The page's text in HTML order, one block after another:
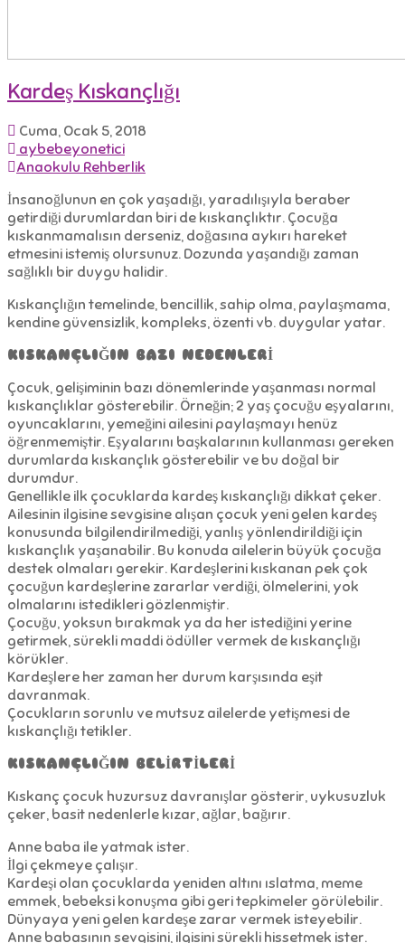
Kardeş Kıskançlığı
Cuma, Ocak 5, 2018
aybebeyonetici
Anaokulu Rehberlik
İnsanoğlunun en çok yaşadığı, yaradılışıyla beraber
getirdiği durumlardan biri de kıskançlıktır. Çocuğa
kıskanmamalısın derseniz, doğasına aykırı hareket
etmesini istemiş olursunuz. Dozunda yaşandığı zaman
sağlıklı bir duygu halidir.
Kıskançlığın temelinde, bencillik, sahip olma, paylaşmama,
kendine güvensizlik, kompleks, özenti vb. duygular yatar.
KISKANÇLIĞIN BAZI NEDENLERİ
Çocuk, gelişiminin bazı dönemlerinde yaşanması normal
kıskançlıklar gösterebilir. Örneğin; 2 yaş çocuğu eşyalarını,
oyuncaklarını, yemeğini ailesini paylaşmayı henüz
öğrenmemiştir. Eşyalarını başkalarının kullanması gereken
durumlarda kıskançlık gösterebilir ve bu doğal bir
durumdur.
Genellikle ilk çocuklarda kardeş kıskançlığı dikkat çeker.
Ailesinin ilgisine sevgisine alışan çocuk yeni gelen kardeş
konusunda bilgilendirilmediği, yanlış yönlendirildiği için
kıskançlık yaşanabilir. Bu konuda ailelerin büyük çocuğa
destek olmaları gerekir. Kardeşlerini kıskanan pek çok
çocuğun kardeşlerine zararlar verdiği, ölmelerini, yok
olmalarını istedikleri gözlenmiştir.
Çocuğu, yoksun bırakmak ya da her istediğini yerine
getirmek, sürekli maddi ödüller vermek de kıskançlığı
körükler.
Kardeşlere her zaman her durum karşısında eşit
davranmak.
Çocukların sorunlu ve mutsuz ailelerde yetişmesi de
kıskançlığı tetikler.
KISKANÇLIĞIN BELİRTİLERİ
Kıskanç çocuk huzursuz davranışlar gösterir, uykusuzluk
çeker, basit nedenlerle kızar, ağlar, bağırır.
Anne baba ile yatmak ister.
İlgi çekmeye çalışır.
Kardeşi olan çocuklarda yeniden altını ıslatma, meme
emmek, bebeksi konuşma gibi geri tepkimeler görülebilir.
Dünyaya yeni gelen kardeşe zarar vermek isteyebilir.
Anne babasının sevgisini, ilgisini sürekli hissetmek ister.